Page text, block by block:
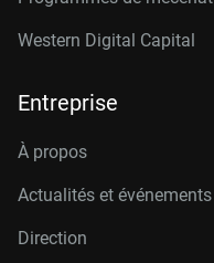
Western Digital Capital
Entreprise
À propos
Actualités et événements
Direction